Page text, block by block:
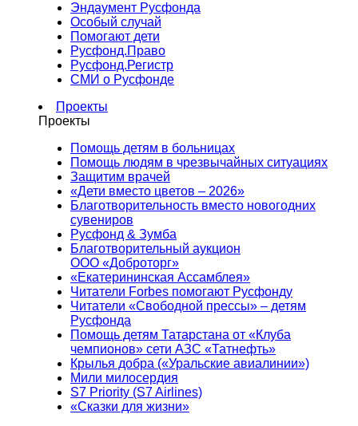
Эндаумент Русфонда
Особый случай
Помогают дети
Русфонд.Право
Русфонд.Регистр
СМИ о Русфонде
Проекты
Проекты
Помощь детям в больницах
Помощь людям в чрезвычайных ситуациях
Защитим врачей
«Дети вместо цветов – 2026»
Благотворительность вместо новогодних
сувениров
Русфонд & Зумба
Благотворительный аукцион
ООО «Доброторг»
«Екатерининская Ассамблея»
Читатели Forbes помогают Русфонду
Читатели «Свободной прессы» – детям
Русфонда
Помощь детям Татарстана от «Клуба
чемпионов» сети АЗС «Татнефть»
Крылья добра («Уральские авиалинии»)
Мили милосердия
S7 Priority (S7 Airlines)
«Сказки для жизни»